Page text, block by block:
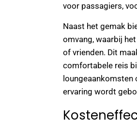
voor passagiers,
Naast het gemak
omvang, waarbij
of vrienden. Dit
comfortabele reis
loungeaankomsten
ervaring wordt